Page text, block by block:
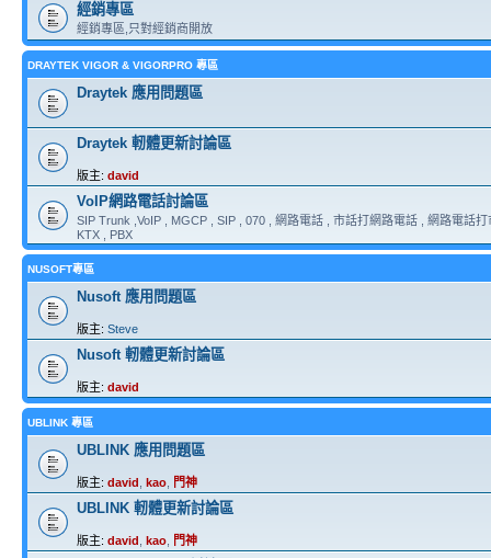
經銷專區
經銷專區,只對經銷商開放
DRAYTEK VIGOR & VIGORPRO 專區
Draytek 應用問題區
Draytek 軔體更新討論區
版主: david
VoIP網路電話討論區
SIP Trunk ,VoIP , MGCP , SIP , 070 , 網路電話 , 市話打網路電話 , 網路電話打
KTX , PBX
NUSOFT專區
Nusoft 應用問題區
版主: Steve
Nusoft 軔體更新討論區
版主: david
UBLINK 專區
UBLINK 應用問題區
版主: david kao 門神
UBLINK 軔體更新討論區
版主: david kao 門神